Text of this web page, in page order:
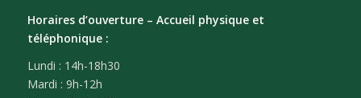
Horaires d’ouverture – Accueil physique et
téléphonique :
Lundi : 14h-18h30
Mardi : 9h-12h